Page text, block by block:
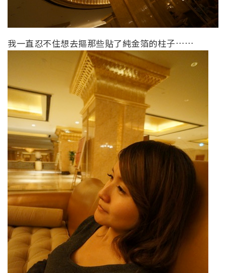
我一直忍不住想去摳那些貼了純金箔的柱子……